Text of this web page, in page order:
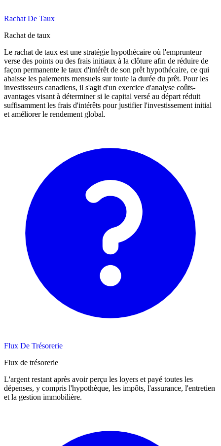
Rachat De Taux
Rachat de taux
Le rachat de taux est une stratégie hypothécaire où l'emprunteur
verse des points ou des frais initiaux à la clôture afin de réduire de
façon permanente le taux d'intérêt de son prêt hypothécaire, ce qui
abaisse les paiements mensuels sur toute la durée du prêt. Pour les
investisseurs canadiens, il s'agit d'un exercice d'analyse coûts-
avantages visant à déterminer si le capital versé au départ réduit
suffisamment les frais d'intérêts pour justifier l'investissement initial
et améliorer le rendement global.
Flux De Trésorerie
Flux de trésorerie
L'argent restant après avoir perçu les loyers et payé toutes les
dépenses, y compris l'hypothèque, les impôts, l'assurance, l'entretien
et la gestion immobilière.